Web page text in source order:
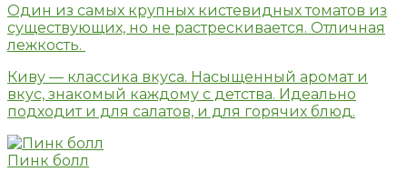
Один из самых крупных кистевидных томатов из
существующих, но не растрескивается. Отличная
лежкость.
Киву — классика вкуса. Насыщенный аромат и
вкус, знакомый каждому с детства. Идеально
подходит и для салатов, и для горячих блюд.
Пинк болл